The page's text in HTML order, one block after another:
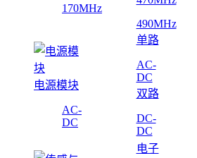
170MHz
490MHz
电源模块
AC-
DC
单路
AC-
DC
双路
DC-
DC
电子